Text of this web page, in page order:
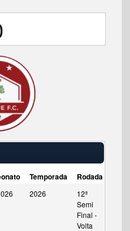
Temporada Rodada
2026
12ª
Semi
Final -
Volta